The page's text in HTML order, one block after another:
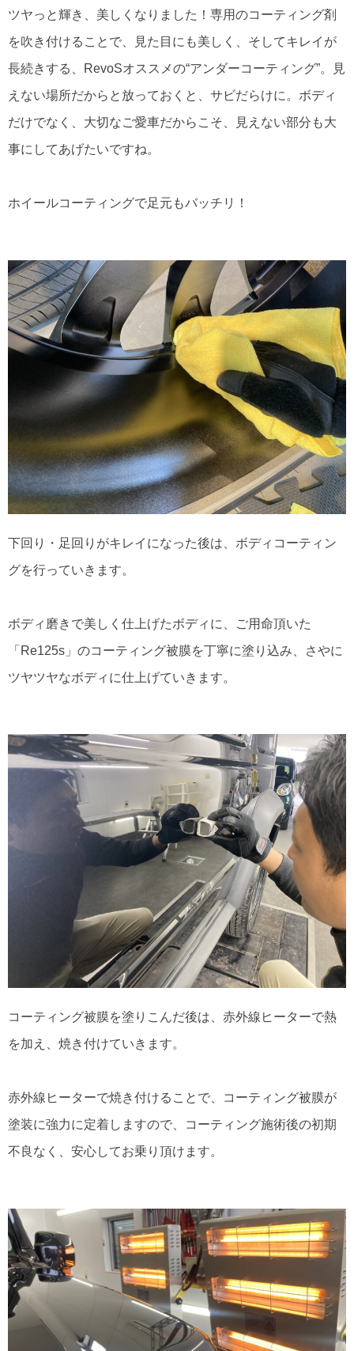
ツヤっと輝き、美しくなりました！専用のコーティング剤
を吹き付けることで、見た目にも美しく、そしてキレイが
長続きする、RevoSオススメの“アンダーコーティング”。見
えない場所だからと放っておくと、サビだらけに。ボディ
だけでなく、大切なご愛車だからこそ、見えない部分も大
事にしてあげたいですね。
ホイールコーティングで足元もバッチリ！
下回り・足回りがキレイになった後は、ボディコーティン
グを行っていきます。
ボディ磨きで美しく仕上げたボディに、ご用命頂いた
「Re125s」のコーティング被膜を丁寧に塗り込み、さやに
ツヤツヤなボディに仕上げていきます。
コーティング被膜を塗りこんだ後は、赤外線ヒーターで熱
を加え、焼き付けていきます。
赤外線ヒーターで焼き付けることで、コーティング被膜が
塗装に強力に定着しますので、コーティング施術後の初期
不良なく、安心してお乗り頂けます。